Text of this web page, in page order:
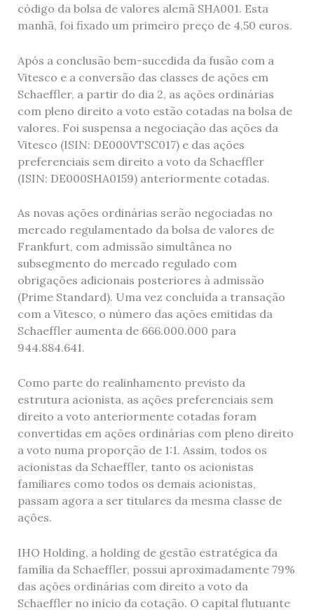
código da bolsa de valores alemã SHA001. Esta
manhã, foi fixado um primeiro preço de 4,50 euros.
Após a conclusão bem-sucedida da fusão com a
Vitesco e a conversão das classes de ações em
Schaeffler, a partir do dia 2, as ações ordinárias
com pleno direito a voto estão cotadas na bolsa de
valores. Foi suspensa a negociação das ações da
Vitesco (ISIN: DE000VTSC017) e das ações
preferenciais sem direito a voto da Schaeffler
(ISIN: DE000SHA0159) anteriormente cotadas.
As novas ações ordinárias serão negociadas no
mercado regulamentado da bolsa de valores de
Frankfurt, com admissão simultânea no
subsegmento do mercado regulado com
obrigações adicionais posteriores à admissão
(Prime Standard). Uma vez concluída a transação
com a Vitesco, o número das ações emitidas da
Schaeffler aumenta de 666.000.000 para
944.884.641.
Como parte do realinhamento previsto da
estrutura acionista, as ações preferenciais sem
direito a voto anteriormente cotadas foram
convertidas em ações ordinárias com pleno direito
a voto numa proporção de 1:1. Assim, todos os
acionistas da Schaeffler, tanto os acionistas
familiares como todos os demais acionistas,
passam agora a ser titulares da mesma classe de
ações.
IHO Holding, a holding de gestão estratégica da
família da Schaeffler, possui aproximadamente 79%
das ações ordinárias com direito a voto da
Schaeffler no início da cotação. O capital flutuante